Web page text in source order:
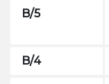
B/5
B/4